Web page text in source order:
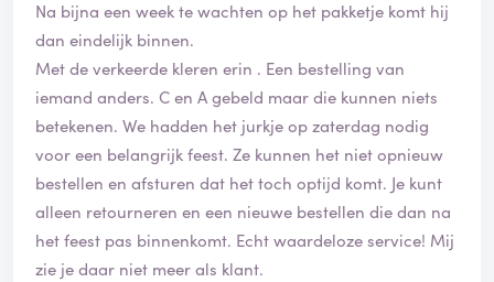
Na bijna een week te wachten op het pakketje komt hij
dan eindelijk binnen.
Met de verkeerde kleren erin . Een bestelling van
iemand anders. C en A gebeld maar die kunnen niets
betekenen. We hadden het jurkje op zaterdag nodig
voor een belangrijk feest. Ze kunnen het niet opnieuw
bestellen en afsturen dat het toch optijd komt. Je kunt
alleen retourneren en een nieuwe bestellen die dan na
het feest pas binnenkomt. Echt waardeloze service! Mij
zie je daar niet meer als klant.